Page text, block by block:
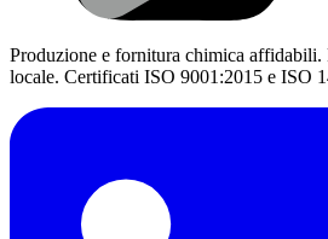
Produzione e fornitura chimica affidabili.
locale. Certificati ISO 9001:2015 e ISO